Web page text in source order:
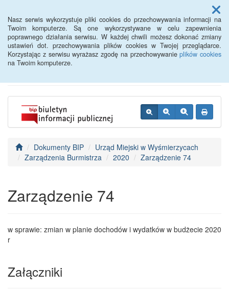
Nasz serwis wykorzystuje pliki cookies do przechowywania informacji na
Twoim komputerze. Są one wykorzystywane w celu zapewnienia
poprawnego działania serwisu. W każdej chwili możesz dokonać zmiany
ustawień dot. przechowywania plików cookies w Twojej przeglądarce.
Korzystając z serwisu wyrażasz zgodę na przechowywanieplików cookies
na Twoim komputerze.
Menu
BIP - Urząd Miejski
Wyśmierzyce
Dokumenty BIP
Urząd Miejski w Wyśmierzycach
Zarządzenia Burmistrza
2020 Zarządzenie 74
Zarządzenie 74
w sprawie: zmian w planie dochodów i wydatków w budżecie 2020
r
Załączniki